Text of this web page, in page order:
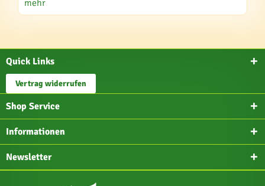
mehr
Quick Links
Vertrag widerrufen
Shop Service
Informationen
Newsletter